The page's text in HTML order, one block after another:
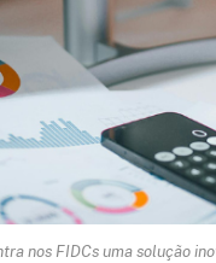
nos FIDCs uma solução